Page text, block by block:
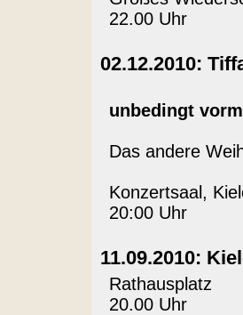
22.00 Uhr
02.12.2010:
unbedingt
Das andere
Konzertsaal,
20:00 Uhr
11.09.2010:
Rathausplatz
20.00 Uhr